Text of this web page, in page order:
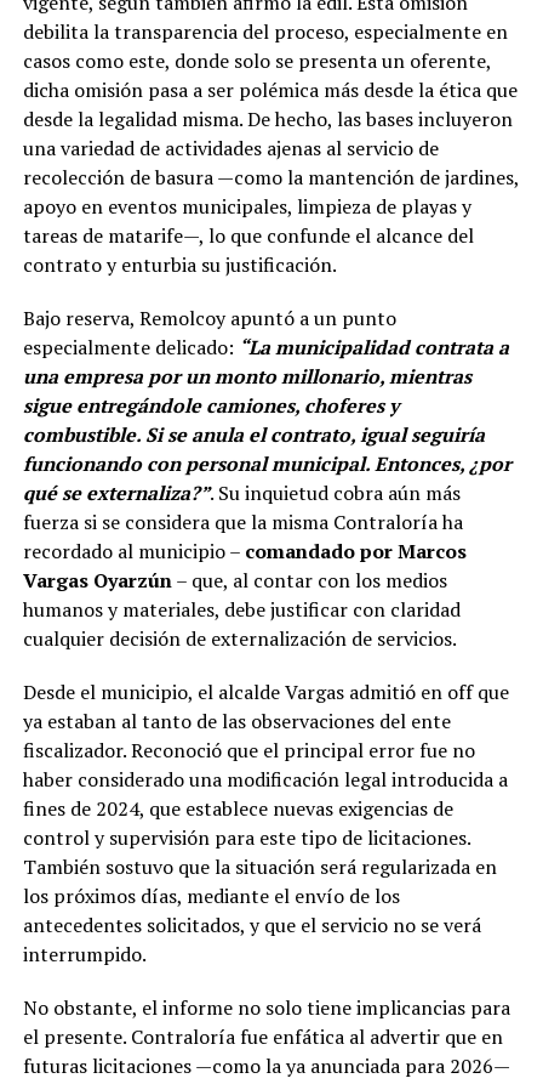
debilita la transparencia del proceso, especialmente en
casos como este, donde solo se presenta un oferente,
dicha omisión pasa a ser polémica más desde la ética que
desde la legalidad misma. De hecho, las bases incluyeron
una variedad de actividades ajenas al servicio de
recolección de basura —como la mantención de jardines,
apoyo en eventos municipales, limpieza de playas y
tareas de matarife—, lo que confunde el alcance del
contrato y enturbia su justificación.
Bajo reserva, Remolcoy apuntó a un punto
especialmente delicado: “La municipalidad contrata a
una empresa por un monto millonario, mientras
sigue entregándole camiones, choferes y
combustible. Si se anula el contrato, igual seguiría
funcionando con personal municipal. Entonces, ¿por
qué se externaliza?”. Su inquietud cobra aún más
fuerza si se considera que la misma Contraloría ha
recordado al municipio – comandado por Marcos
Vargas Oyarzún– que, al contar con los medios
humanos y materiales, debe justificar con claridad
cualquier decisión de externalización de servicios.
Desde el municipio, el alcalde Vargas admitió en off que
ya estaban al tanto de las observaciones del ente
fiscalizador. Reconoció que el principal error fue no
haber considerado una modificación legal introducida a
fines de 2024, que establece nuevas exigencias de
control y supervisión para este tipo de licitaciones.
También sostuvo que la situación será regularizada en
los próximos días, mediante el envío de los
antecedentes solicitados, y que el servicio no se verá
interrumpido.
No obstante, el informe no solo tiene implicancias para
el presente. Contraloría fue enfática al advertir que en
futuras licitaciones —como la ya anunciada para 2026—